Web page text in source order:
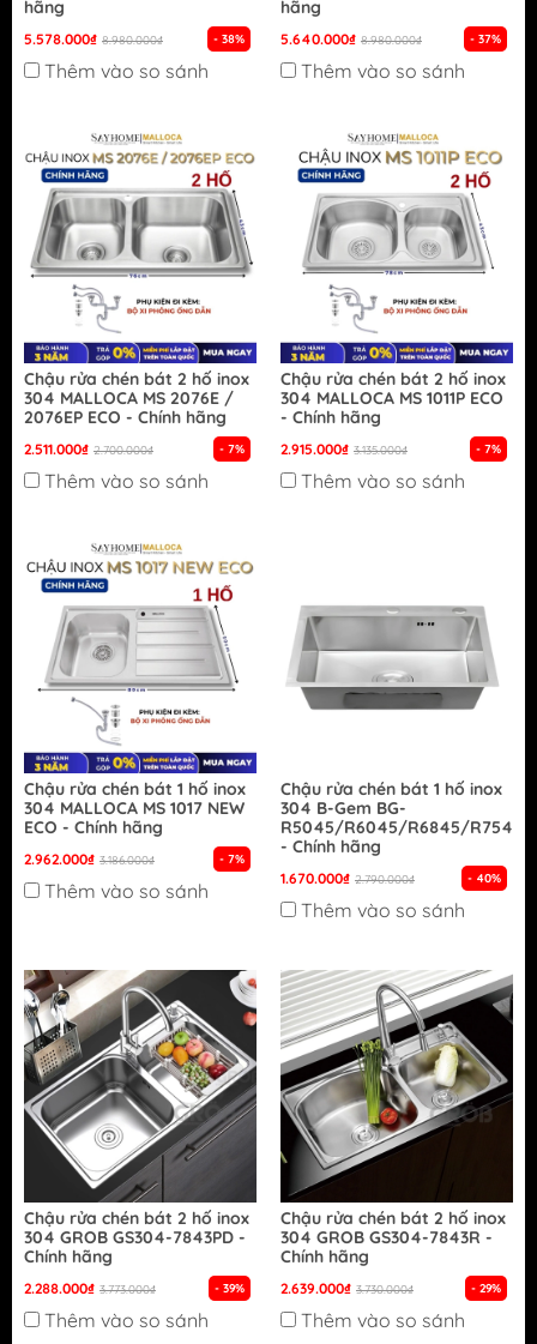
hãng
5.578.000₫ 8.980.000₫ - 38%
Thêm vào so sánh
hãng
5.640.000₫ 8.980.000₫ - 37%
Thêm vào so sánh
Chậu rửa chén bát 2 hố inox
304 MALLOCA MS 2076E /
2076EP ECO - Chính hãng
2.511.000₫ 2.700.000₫ - 7%
Thêm vào so sánh
Chậu rửa chén bát 2 hố inox
304 MALLOCA MS 1011P ECO
- Chính hãng
2.915.000₫ 3.135.000₫ - 7%
Thêm vào so sánh
Chậu rửa chén bát 1 hố inox
304 MALLOCA MS 1017 NEW
ECO - Chính hãng
2.962.000₫ 3.186.000₫ - 7%
Thêm vào so sánh
Chậu rửa chén bát 1 hố inox
304 B-Gem BG-
R5045/R6045/R6845/R7545/
- Chính hãng
1.670.000₫ 2.790.000₫ - 40%
Thêm vào so sánh
Chậu rửa chén bát 2 hố inox
304 GROB GS304-7843PD -
Chính hãng
2.288.000₫ 3.773.000₫ - 39%
Thêm vào so sánh
Chậu rửa chén bát 2 hố inox
304 GROB GS304-7843R -
Chính hãng
2.639.000₫ 3.730.000₫ - 29%
Thêm vào so sánh